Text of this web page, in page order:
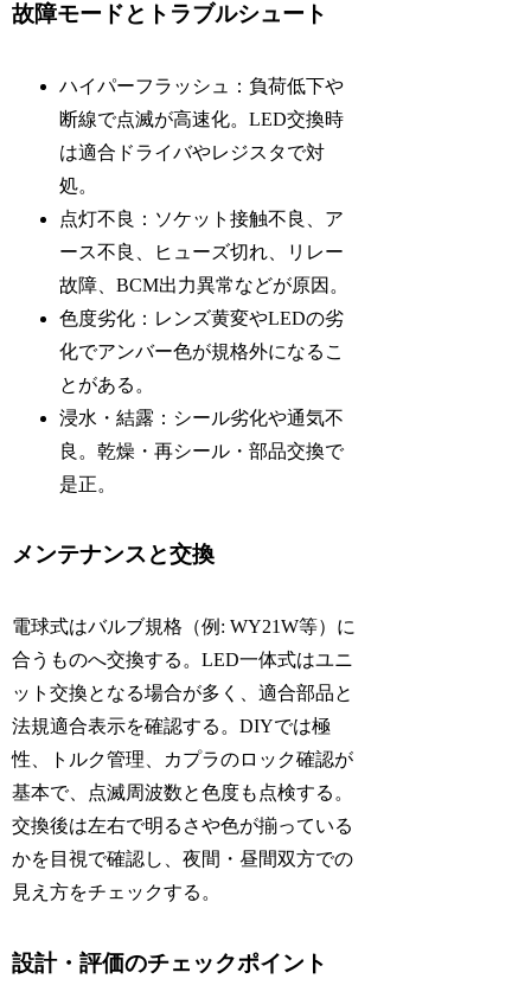
故障モードとトラブルシュート
ハイパーフラッシュ：負荷低下や
断線で点滅が高速化。LED交換時
は適合ドライバやレジスタで対
処。
点灯不良：ソケット接触不良、ア
ース不良、ヒューズ切れ、リレー
故障、BCM出力異常などが原因。
色度劣化：レンズ黄変やLEDの劣
化でアンバー色が規格外になるこ
とがある。
浸水・結露：シール劣化や通気不
良。乾燥・再シール・部品交換で
是正。
メンテナンスと交換
電球式はバルブ規格（例: WY21W等）に
合うものへ交換する。LED一体式はユニ
ット交換となる場合が多く、適合部品と
法規適合表示を確認する。DIYでは極
性、トルク管理、カプラのロック確認が
基本で、点滅周波数と色度も点検する。
交換後は左右で明るさや色が揃っている
かを目視で確認し、夜間・昼間双方での
見え方をチェックする。
設計・評価のチェックポイント